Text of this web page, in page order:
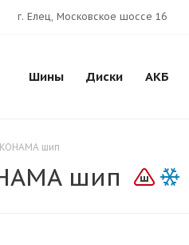
г. Елец, Московское шоссе 16
Шины Диски АКБ
шип
шип